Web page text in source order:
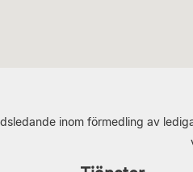
inom förmedling av